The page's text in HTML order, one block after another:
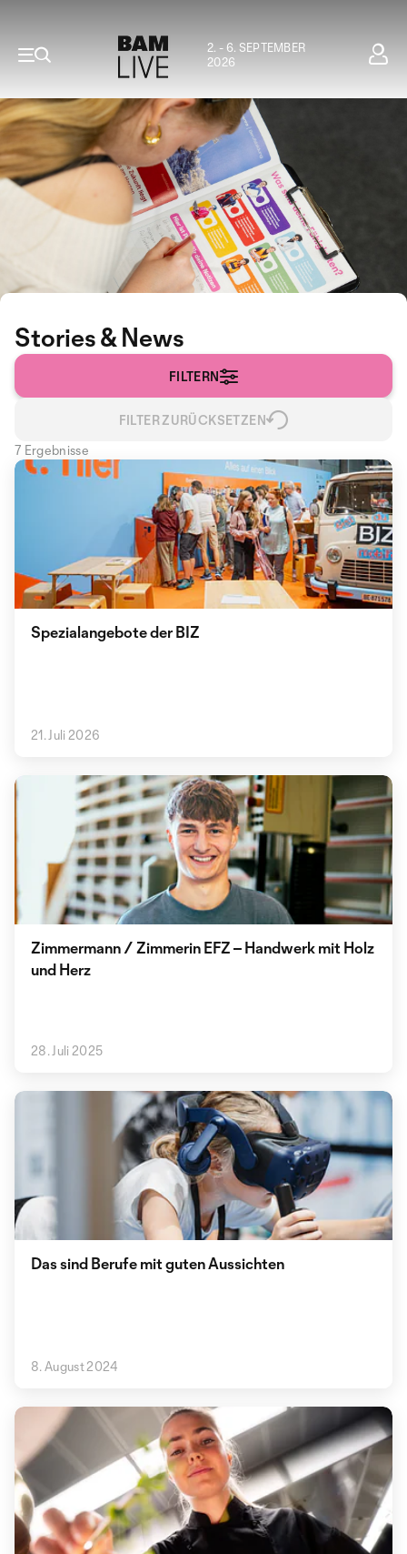
2. - 6. SEPTEMBER
2026
Stories & News
FILTERN
FILTER ZURÜCKSETZEN
7 Ergebnisse
Spezialangebote der BIZ
21. Juli 2026
Zimmermann / Zimmerin EFZ – Handwerk mit Holz
und Herz
28. Juli 2025
Das sind Berufe mit guten Aussichten
8. August 2024